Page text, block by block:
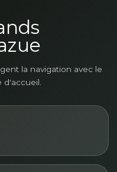
la navigation avec le